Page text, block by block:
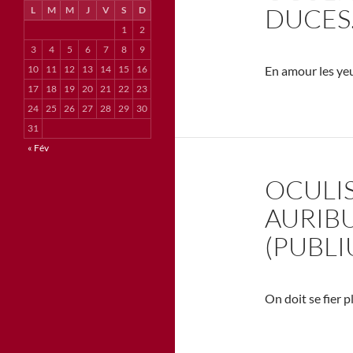
En amour les
On doit se fier
L M M J V S
D
1
2
3
4 5 6 7 8
9
10
11 12 13 14 15
16
17
18 19 20 21 22 23
24 25 26 27 28 29
30
31
« Fév